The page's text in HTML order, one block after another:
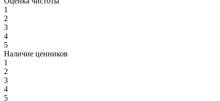
1
2
3
4
5
Наличие ценников
1
2
3
4
5